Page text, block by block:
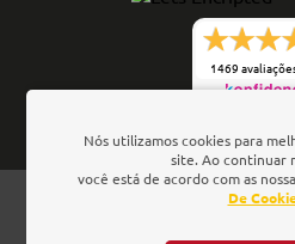
1469
Oficina de Textos - Rua da
Nós utilizamos cookies para
site. Ao continuar
você está de acordo com as
De